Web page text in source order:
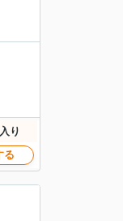
り
る